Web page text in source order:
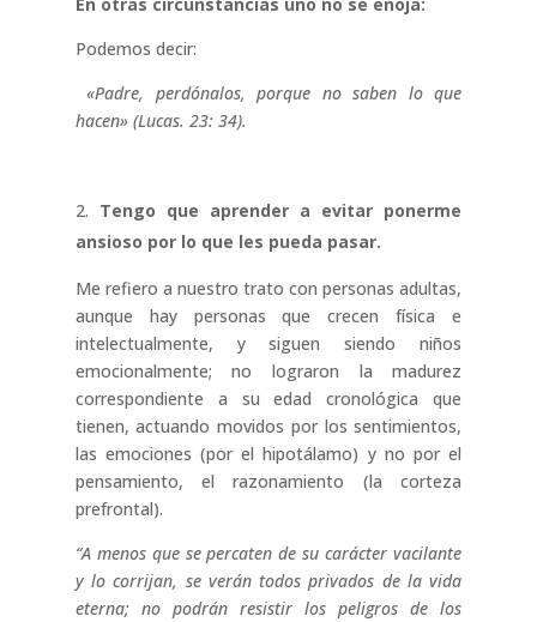
Podemos decir:
«Padre, perdónalos, porque no saben lo que
hacen» (Lucas. 23: 34).
Tengo que aprender a evitar ponerme
ansioso por lo que les pueda pasar.
Me refiero a nuestro trato con personas adultas,
aunque hay personas que crecen física e
intelectualmente, y siguen siendo niños
emocionalmente; no lograron la madurez
correspondiente a su edad cronológica que
tienen, actuando movidos por los sentimientos,
las emociones (por el hipotálamo) y no por el
pensamiento, el razonamiento (la corteza
prefrontal).
“A menos que se percaten de su carácter vacilante
y lo corrijan, se verán todos privados de la vida
eterna; no podrán resistir los peligros de los